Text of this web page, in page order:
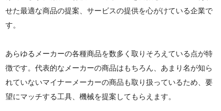
せた最適な商品の提案、サービスの提供を心がけている企業で
す。
あらゆるメーカーの各種商品を数多く取りそろえている点が特
徴です。代表的なメーカーの商品はもちろん、あまり名が知ら
れていないマイナーメーカーの商品も取り扱っているため、要
望にマッチする工具、機械を提案してもらえます。